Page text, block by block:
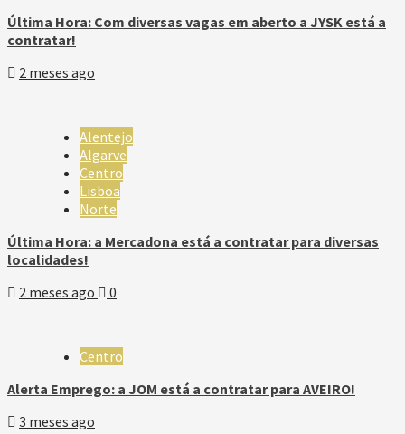
Última Hora: Com diversas vagas em aberto a JYSK está a
contratar!
2 meses ago
Alentejo
Algarve
Centro
Lisboa
Norte
Última Hora: a Mercadona está a contratar para diversas
localidades!
2 meses ago
0
Centro
Alerta Emprego: a JOM está a contratar para AVEIRO!
3 meses ago